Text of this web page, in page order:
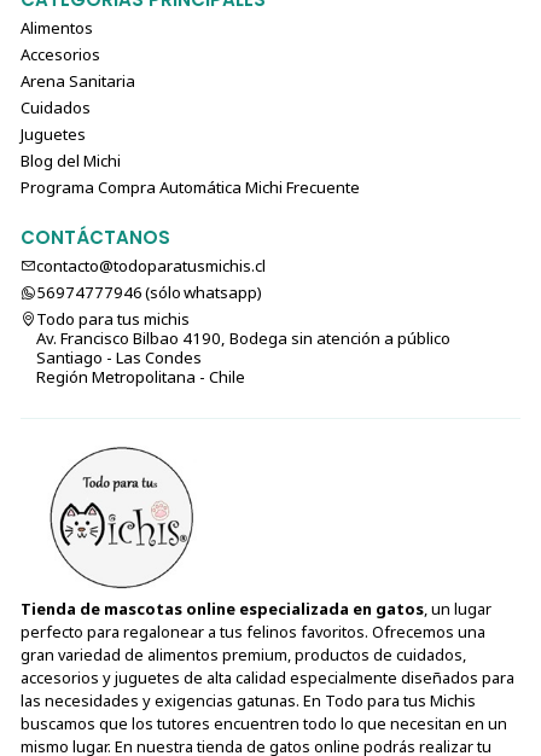
Alimentos
Accesorios
Arena Sanitaria
Cuidados
Juguetes
Blog del Michi
Programa Compra Automática Michi Frecuente
CONTÁCTANOS
contacto@todoparatusmichis.cl
56974777946 (sólo⁣⁣⁣⁣⁣​​​​​​​​​​​​​​​ whatsapp)
Todo para tus michis
Av. Francisco Bilbao 4190, Bodega sin atención a público
Santiago - Las Condes
Región Metropolitana - Chile
Tienda de mascotas online especializada en gatos, un lugar
perfecto para regalonear a tus felinos favoritos. Ofrecemos una
gran variedad de alimentos premium, productos de cuidados,
accesorios y juguetes de alta calidad especialmente diseñados para
las necesidades y exigencias gatunas. En Todo para tus Michis
buscamos que los tutores encuentren todo lo que necesitan en un
mismo lugar. En nuestra tienda de gatos online podrás realizar tu